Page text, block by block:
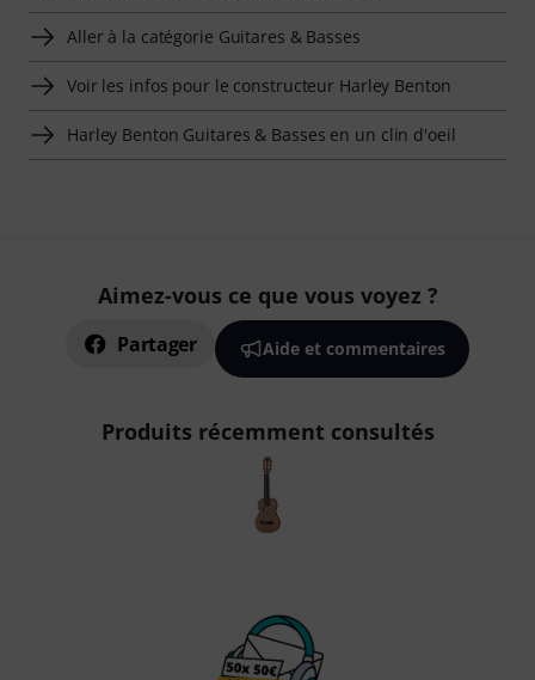
Aller à la catégorie Guitares & Basses
Voir les infos pour le constructeur Harley Benton
Harley Benton Guitares & Basses en un clin d'oeil
Aimez-vous ce que vous voyez ?
Partager Aide et commentaires
Produits récemment consultés